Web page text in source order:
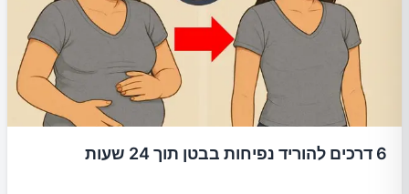
6 דרכים להוריד נפיחות בבטן תוך 24 שעות